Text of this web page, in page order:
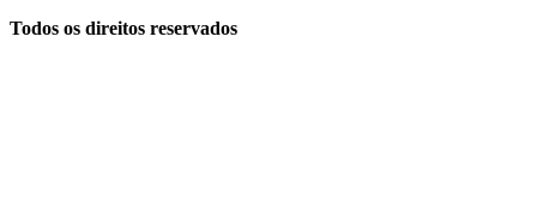
Todos os direitos reservados